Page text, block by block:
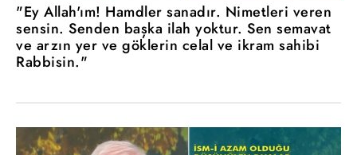
"Ey Allah'ım! Hamdler sanadır. Nimetleri veren
sensin. Senden başka ilah yoktur. Sen semavat
ve arzın yer ve göklerin celal ve ikram sahibi
Rabbisin."